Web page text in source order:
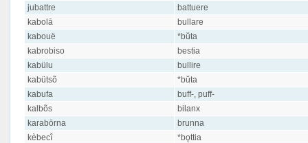
jubattre
battuere
kabolā
bullare
kabouë
*bŭta
kabrobiso
bestia
kabülu
bullire
kabütsõ
*bŭta
kabufa
buff-, puff-
kalbõs
bilanx
karabōrna
brunna
kèbecî
*bǫttia